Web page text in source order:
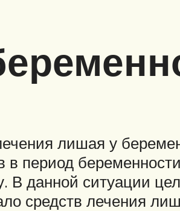
лишая у
в период
В данной ситуации
средств лечения